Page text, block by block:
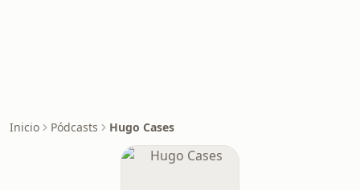
Inicio Pódcasts Hugo Cases